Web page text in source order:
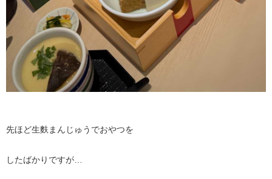
先ほど生麩まんじゅうでおやつを
したばかりですが…